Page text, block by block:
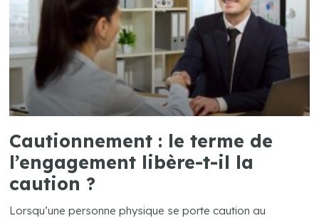
Cautionnement : le terme de
l’engagement libère-t-il la
caution ?
Lorsqu’une personne physique se porte caution au